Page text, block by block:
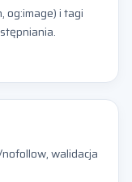
og:image) i tagi
walidacja